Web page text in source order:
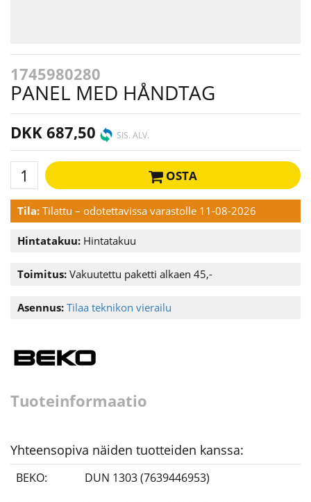
1745980280
PANEL MED HÅNDTAG
DKK 687,50 SIS. ALV.
OSTA
Tila: Tilattu – odotettavissa varastolle 11-08-2026
Hintatakuu: Hintatakuu
Toimitus: Vakuutettu paketti alkaen 45,-
Asennus: Tilaa teknikon vierailu
Tuoteinformaatio
Yhteensopiva näiden tuotteiden kanssa:
BEKO: DUN 1303 (7639446953)